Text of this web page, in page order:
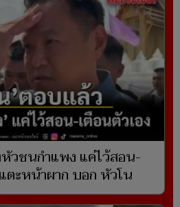
วชนกำแพง แค่ไว้สอน-
ตะหน้าผาก บอก หัวโน